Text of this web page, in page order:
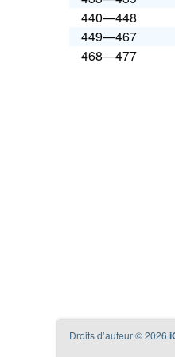
440—448
449—467
468—477
Droits d’auteur © 2026